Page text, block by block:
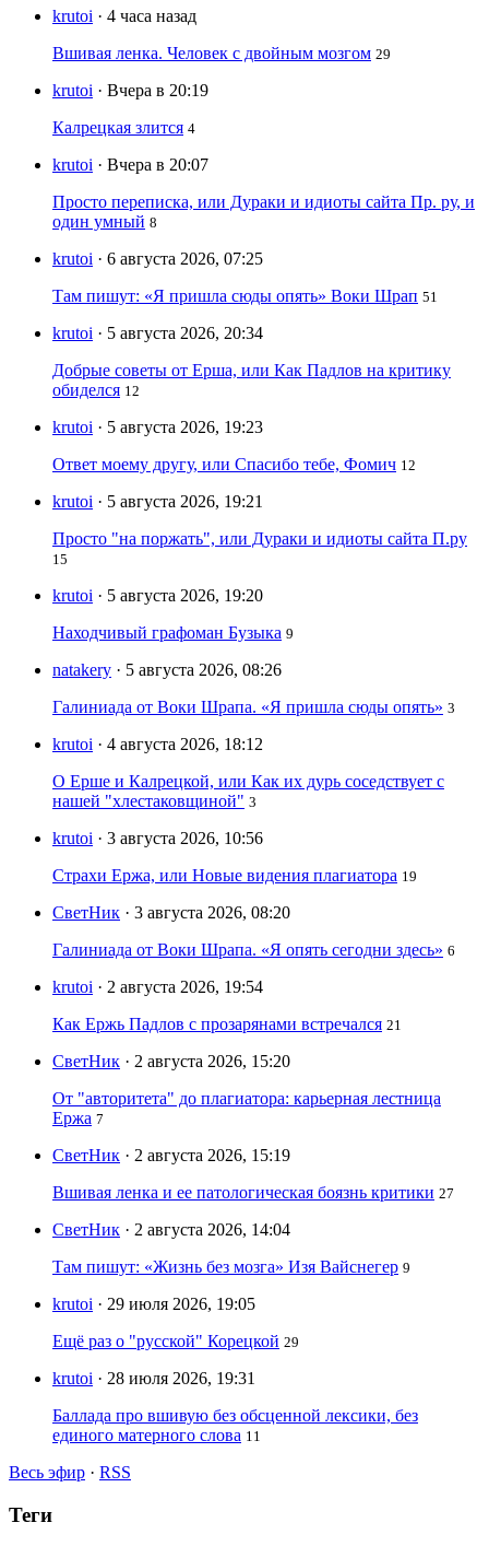
krutoi · 4 часа назад
Вшивая ленка. Человек с двойным мозгом 29
krutoi · Вчера в 20:19
Калрецкая злится 4
krutoi · Вчера в 20:07
Просто переписка, или Дураки и идиоты сайта Пр. ру, и
один умный 8
krutoi · 6 августа 2026, 07:25
Там пишут: «Я пришла сюды опять» Воки Шрап 51
krutoi · 5 августа 2026, 20:34
Добрые советы от Ерша, или Как Падлов на критику
обиделся 12
krutoi · 5 августа 2026, 19:23
Ответ моему другу, или Спасибо тебе, Фомич 12
krutoi · 5 августа 2026, 19:21
Просто "на поржать", или Дураки и идиоты сайта П.ру
15
krutoi · 5 августа 2026, 19:20
Находчивый графоман Бузыка 9
natakery · 5 августа 2026, 08:26
Галиниада от Воки Шрапа. «Я пришла сюды опять» 3
krutoi · 4 августа 2026, 18:12
О Ерше и Калрецкой, или Как их дурь соседствует с
нашей "хлестаковщиной" 3
krutoi · 3 августа 2026, 10:56
Страхи Ержа, или Новые видения плагиатора 19
СветНик · 3 августа 2026, 08:20
Галиниада от Воки Шрапа. «Я опять сегодни здесь» 6
krutoi · 2 августа 2026, 19:54
Как Ержь Падлов с прозарянами встречался 21
СветНик · 2 августа 2026, 15:20
От "авторитета" до плагиатора: карьерная лестница
Ержа 7
СветНик · 2 августа 2026, 15:19
Вшивая ленка и ее патологическая боязнь критики 27
СветНик · 2 августа 2026, 14:04
Там пишут: «Жизнь без мозга» Изя Вайснегер 9
krutoi · 29 июля 2026, 19:05
Ещё раз о "русской" Корецкой 29
krutoi · 28 июля 2026, 19:31
Баллада про вшивую без обсценной лексики, без
единого матерного слова 11
Весь эфир · RSS
Теги